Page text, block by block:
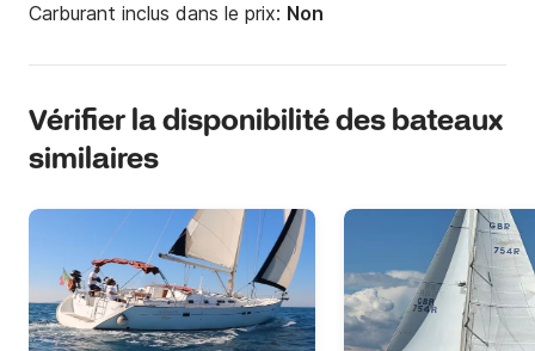
Carburant inclus dans le prix: Non
Vérifier la disponibilité des bateaux
similaires